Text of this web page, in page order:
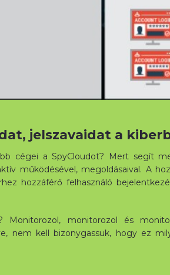
jelszavaidat a
cégei a SpyCloudot? Mert segít
működésével, megoldásaival. A
hozzáférő felhasználó
Monitorozol, monitorozol és
nem kell bizonygassuk, hogy ez